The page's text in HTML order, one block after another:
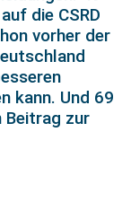
die CSRD
vorher der
kann. Und 69
Beitrag zur